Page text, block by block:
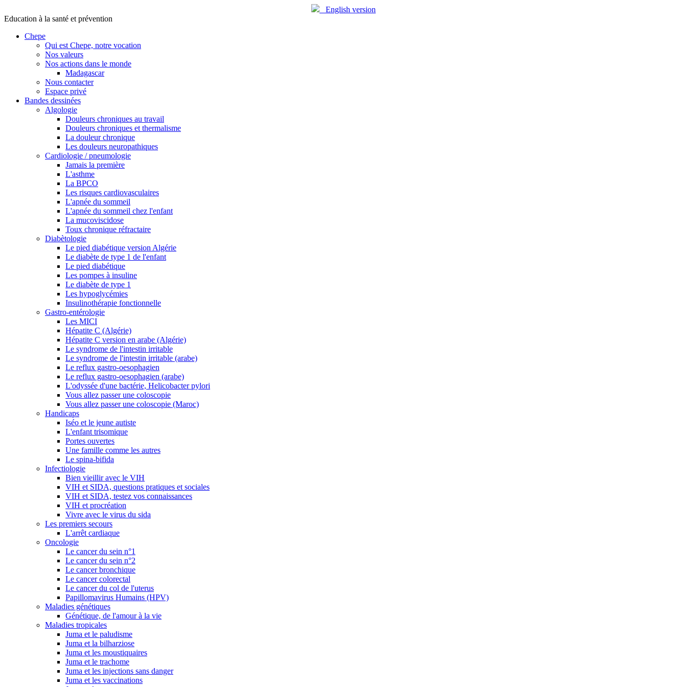
English version
Education à la santé et prévention
Chepe
Qui est Chepe, notre vocation
Nos valeurs
Nos actions dans le monde
Madagascar
Nous contacter
Espace privé
Bandes dessinées
Algologie
Douleurs chroniques au travail
Douleurs chroniques et thermalisme
La douleur chronique
Les douleurs neuropathiques
Cardiologie / pneumologie
Jamais la première
L'asthme
La BPCO
Les risques cardiovasculaires
L'apnée du sommeil
L'apnée du sommeil chez l'enfant
La mucoviscidose
Toux chronique réfractaire
Diabètologie
Le pied diabétique version Algérie
Le diabète de type 1 de l'enfant
Le pied diabétique
Les pompes à insuline
Le diabète de type 1
Les hypoglycémies
Insulinothérapie fonctionnelle
Gastro-entérologie
Les MICI
Hépatite C (Algérie)
Hépatite C version en arabe (Algérie)
Le syndrome de l'intestin irritable
Le syndrome de l'intestin irritable (arabe)
Le reflux gastro-oesophagien
Le reflux gastro-oesophagien (arabe)
L'odyssée d'une bactérie, Helicobacter pylori
Vous allez passer une coloscopie
Vous allez passer une coloscopie (Maroc)
Handicaps
Iséo et le jeune autiste
L'enfant trisomique
Portes ouvertes
Une famille comme les autres
Le spina-bifida
Infectiologie
Bien vieillir avec le VIH
VIH et SIDA, questions pratiques et sociales
VIH et SIDA, testez vos connaissances
VIH et procréation
Vivre avec le virus du sida
Les premiers secours
L'arrêt cardiaque
Oncologie
Le cancer du sein n°1
Le cancer du sein n°2
Le cancer bronchique
Le cancer colorectal
Le cancer du col de l'uterus
Papillomavirus Humains (HPV)
Maladies génétiques
Génétique, de l'amour à la vie
Maladies tropicales
Juma et le paludisme
Juma et la bilharziose
Juma et les moustiquaires
Juma et le trachome
Juma et les injections sans danger
Juma et les vaccinations